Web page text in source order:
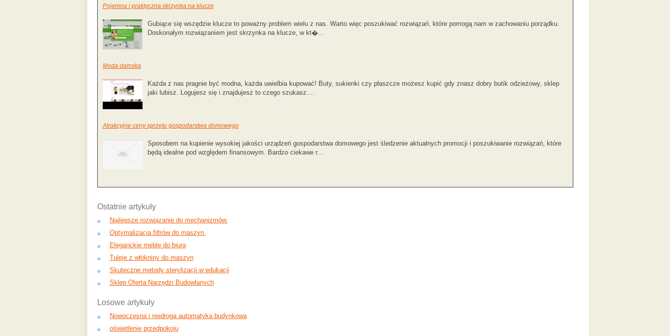
Pojemna i praktyczna skrzynka na klucze
Gubiące się wszędzie klucze to poważny problem wielu z nas. Warto więc poszukiwać rozwiązań, które pomogą nam w zachowaniu porządku.
Doskonałym rozwiązaniem jest skrzynka na klucze, w kt�...
Moda damska
Każda z nas pragnie być modna, każda uwielbia kupować! Buty, sukienki czy płaszcze możesz kupić gdy znasz dobry butik odzieżowy, sklep
jaki lubisz. Logujesz się i znajdujesz to czego szukasz....
Atrakcyjne ceny sprzętu gospodarstwa domowego
Sposobem na kupienie wysokiej jakości urządzeń gospodarstwa domowego jest śledzenie aktualnych promocji i poszukiwanie rozwiązań, które
będą idealne pod względem finansowym. Bardzo ciekawe r...
Ostatnie artykuły
Najlepsze rozwiązanie do mechanizmów.
Optymalizacja filtrów do maszyn.
Eleganckie meble do biura
Tuleje z włókniny do maszyn
Skuteczne metody sterylizacji w edukacji
Sklep Oferta Narzędzi Budowlanych
Losowe artykuły
Nowoczesna i niedroga automatyka budynkowa
oświetlenie przedpokoju